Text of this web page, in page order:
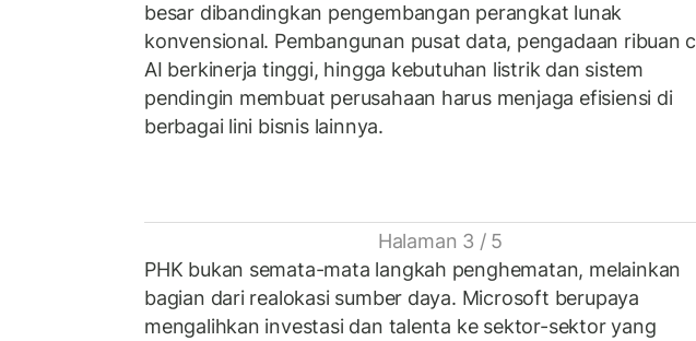
besar dibandingkan pengembangan perangkat lunak
konvensional. Pembangunan pusat data, pengadaan ribuan
AI berkinerja tinggi, hingga kebutuhan listrik dan sistem
pendingin membuat perusahaan harus menjaga efisiensi di
berbagai lini bisnis lainnya.
Halaman 3 / 5
PHK bukan semata-mata langkah penghematan, melainkan
bagian dari realokasi sumber daya. Microsoft berupaya
mengalihkan investasi dan talenta ke sektor-sektor yang